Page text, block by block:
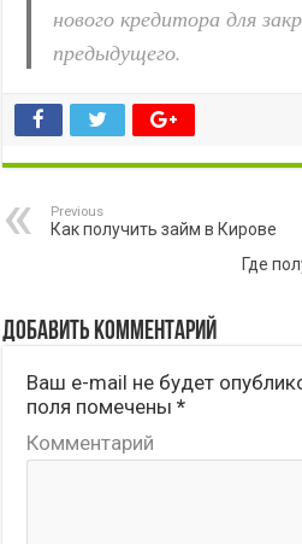
нового кредитора для
предыдущего.
Previous
Как получить займ в Кирове
Где
Добавить комментарий
Ваш e-mail не будет
поля помечены*
Комментарий